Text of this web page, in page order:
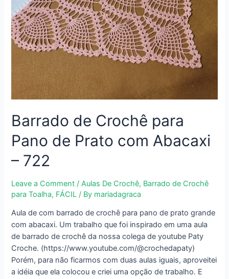
Barrado de Crochê para
Pano de Prato com Abacaxi
– 722
Leave a Comment /Aulas De Crochê, Barrado de Crochê
para Toalha, FÁCIL / By mariadagraca
Aula de com barrado de crochê para pano de prato grande
com abacaxi. Um trabalho que foi inspirado em uma aula
de barrado de crochê da nossa colega de youtube Paty
Croche. (https://www.youtube.com/@crochedapaty)
Porém, para não ficarmos com duas aulas iguais, aproveitei
a idéia que ela colocou e criei uma opção de trabalho. E